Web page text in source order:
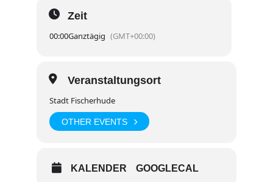
Zeit
00:00Ganztägig (GMT+00:00)
Veranstaltungsort
Stadt Fischerhude
OTHER EVENTS
KALENDER GOOGLECAL